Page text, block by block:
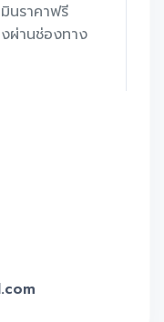
นราคาฟรี
ผ่านช่องทาง